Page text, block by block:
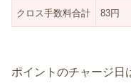
クロス手数料合計 83円
ポイントのチャージ日